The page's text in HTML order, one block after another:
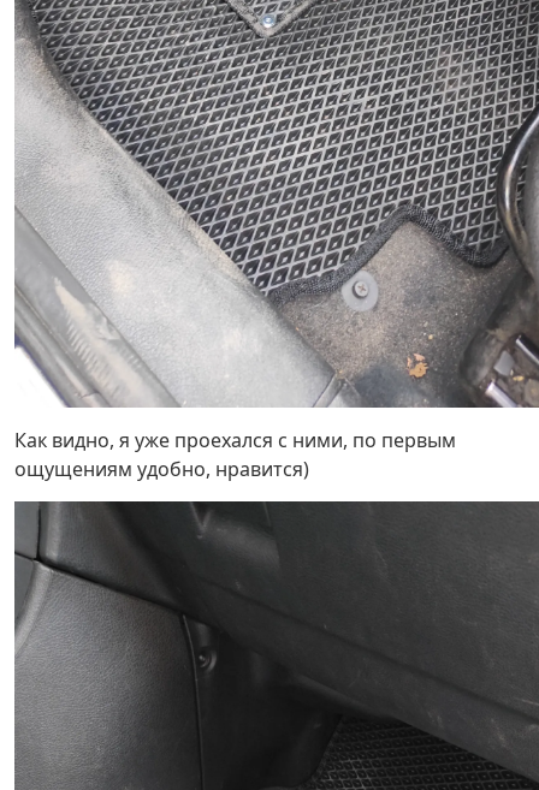
Как видно, я уже проехался с ними, по первым
ощущениям удобно, нравится)